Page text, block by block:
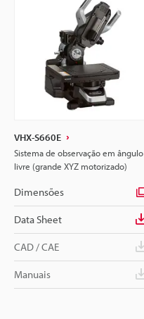
VHX-S660E
Sistema de observação em ângulo
livre (grande XYZ motorizado)
Dimensões
Data Sheet
CAD / CAE
Manuais